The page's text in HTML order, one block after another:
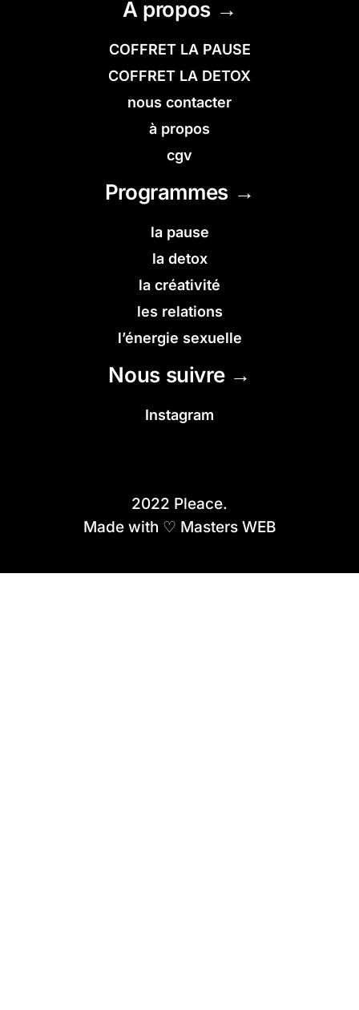
À propos →
COFFRET LA PAUSE
COFFRET LA DETOX
nous contacter
à propos
cgv
Programmes →
la pause
la detox
la créativité
les relations
l’énergie sexuelle
Nous suivre →
Instagram
2022 Pleace.
Made with ♡ Masters WEB